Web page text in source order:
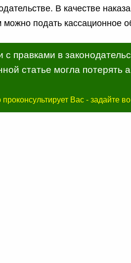
В качестве
можно подать кассационное
с правками в
статье могла потерять
Вас - задайте